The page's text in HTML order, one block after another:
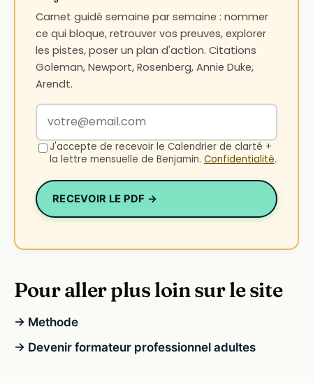
Carnet guidé semaine par semaine : nommer
ce qui bloque, retrouver vos preuves, explorer
les pistes, poser un plan d'action. Citations
Goleman, Newport, Rosenberg, Annie Duke,
Arendt.
Votre adresse email
J'accepte de recevoir le Calendrier de clarté +
la lettre mensuelle de Benjamin. Confidentialité.
RECEVOIR LE PDF →
Pour aller plus loin sur le site
→ Methode
→ Devenir formateur professionnel adultes